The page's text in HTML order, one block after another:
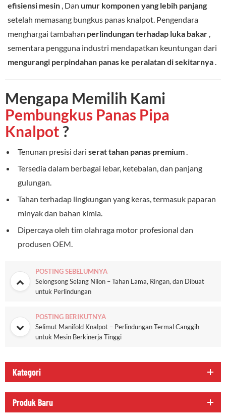
efisiensi mesin , Dan umur komponen yang lebih panjang
setelah memasang bungkus panas knalpot. Pengendara
menghargai tambahan perlindungan terhadap luka bakar ,
sementara pengguna industri mendapatkan keuntungan dari
mengurangi perpindahan panas ke peralatan di sekitarnya.
Mengapa Memilih Kami
Pembungkus Panas Pipa
Knalpot?
Tenunan presisi dari serat tahan panas premium.
Tersedia dalam berbagai lebar, ketebalan, dan panjang
gulungan.
Tahan terhadap lingkungan yang keras, termasuk paparan
minyak dan bahan kimia.
Dipercaya oleh tim olahraga motor profesional dan
produsen OEM.
POSTING SEBELUMNYA
Selongsong Selang Nilon – Tahan Lama, Ringan, dan Dibuat
untuk Perlindungan
POSTING BERIKUTNYA
Selimut Manifold Knalpot – Perlindungan Termal Canggih
untuk Mesin Berkinerja Tinggi
Kategori
Produk Baru